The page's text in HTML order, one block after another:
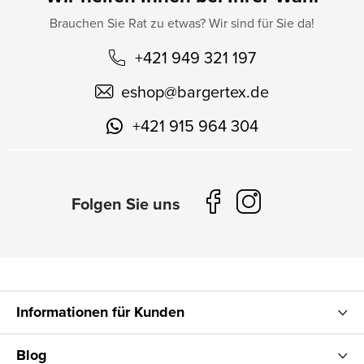
Brauchen Sie Rat zu etwas? Wir sind für Sie da!
+421 949 321 197
eshop@bargertex.de
+421 915 964 304
Informationen für Kunden
Blog